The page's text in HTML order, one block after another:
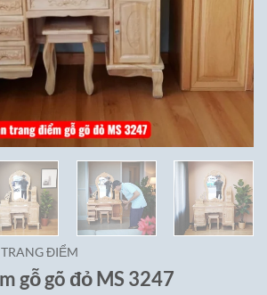
ĐIỂM
gỗ gõ đỏ MS 3247